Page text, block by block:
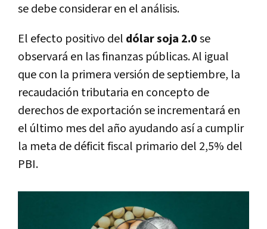
se debe considerar en el análisis.
El efecto positivo del dólar soja 2.0se
observará en las finanzas públicas. Al igual
que con la primera versión de septiembre, la
recaudación tributaria en concepto de
derechos de exportación se incrementará en
el último mes del año ayudando así a cumplir
la meta de déficit fiscal primario del 2,5% del
PBI.